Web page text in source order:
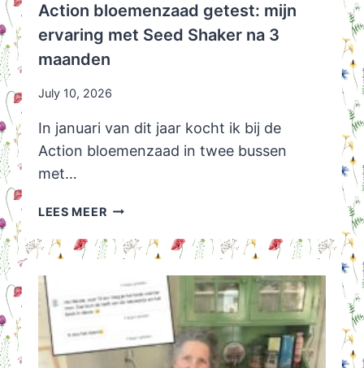
Action bloemenzaad getest: mijn
ervaring met Seed Shaker na 3
maanden
July 10, 2026
In januari van dit jaar kocht ik bij de
Action bloemenzaad in twee bussen
met…
LEES MEERACTION
GETEST:
ERVARING
MET
SEED
SHAKER
NA